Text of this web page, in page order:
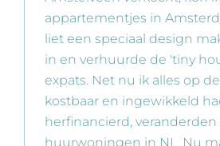
appartementjes in
liet een speciaal design
in en verhuurde de 'tiny
expats. Net nu ik alles op
kostbaar en ingewikkeld
herfinancierd, veranderden
huurwoningen in NL. Nu